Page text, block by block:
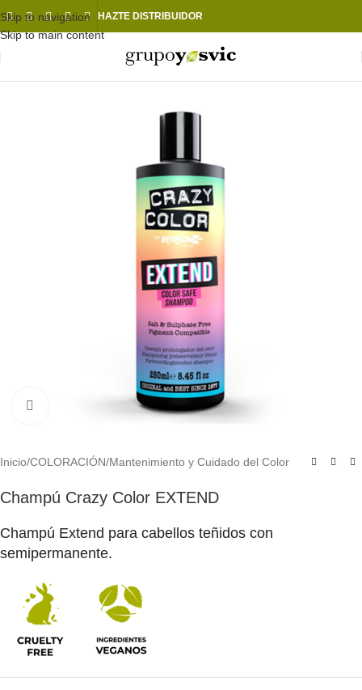
Skip to navigation
Skip to main content
HAZTE DISTRIBUIDOR
Inicio/COLORACIÓN/Mantenimiento y Cuidado del Color
Champú Crazy Color EXTEND
Champú Extend para cabellos teñidos con
semipermanente.